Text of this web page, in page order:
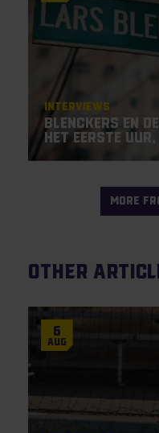
Interviews
Blenckers en
het eerste
MORE
Other
6
Aug